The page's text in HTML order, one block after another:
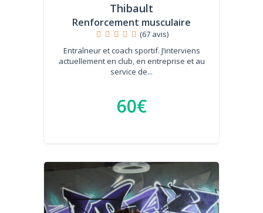
Thibault
Renforcement musculaire
(67 avis)
Entraîneur et coach sportif. J’interviens
actuellement en club, en entreprise et au
service de...
60€